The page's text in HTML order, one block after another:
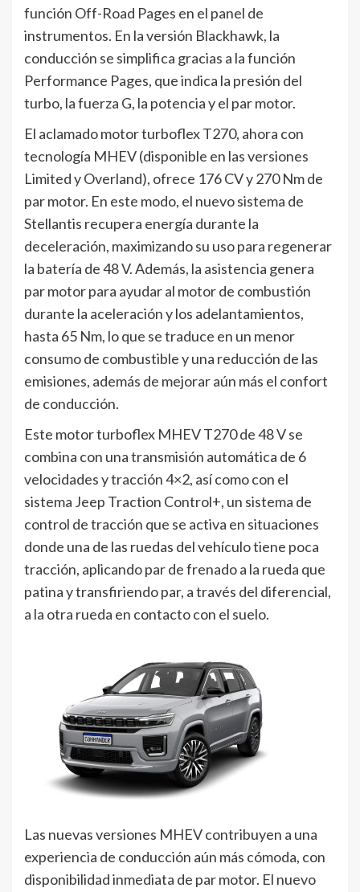
función Off-Road Pages en el panel de
instrumentos. En la versión Blackhawk, la
conducción se simplifica gracias a la función
Performance Pages, que indica la presión del
turbo, la fuerza G, la potencia y el par motor.
El aclamado motor turboflex T270, ahora con
tecnología MHEV (disponible en las versiones
Limited y Overland), ofrece 176 CV y 270 Nm de
par motor. En este modo, el nuevo sistema de
Stellantis recupera energía durante la
deceleración, maximizando su uso para regenerar
la batería de 48 V. Además, la asistencia genera
par motor para ayudar al motor de combustión
durante la aceleración y los adelantamientos,
hasta 65 Nm, lo que se traduce en un menor
consumo de combustible y una reducción de las
emisiones, además de mejorar aún más el confort
de conducción.
Este motor turboflex MHEV T270 de 48 V se
combina con una transmisión automática de 6
velocidades y tracción 4×2, así como con el
sistema Jeep Traction Control+, un sistema de
control de tracción que se activa en situaciones
donde una de las ruedas del vehículo tiene poca
tracción, aplicando par de frenado a la rueda que
patina y transfiriendo par, a través del diferencial,
a la otra rueda en contacto con el suelo.
Las nuevas versiones MHEV contribuyen a una
experiencia de conducción aún más cómoda, con
disponibilidad inmediata de par motor. El nuevo